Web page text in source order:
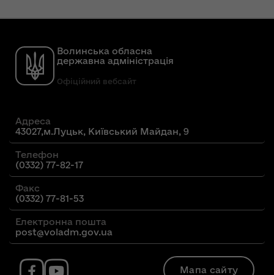
Волинська обласна
державна адміністрація
Офіційний вебсайт
Адреса
43027,м.Луцьк, Київський Майдан, 9
Телефон
(0332) 77-82-17
Факс
(0332) 77-81-53
Електронна пошта
post@voladm.gov.ua
Мапа сайту